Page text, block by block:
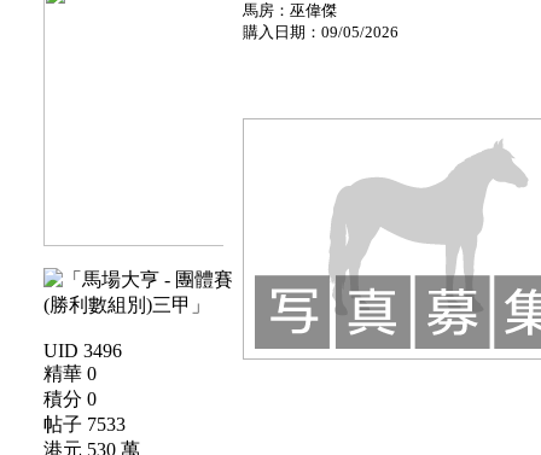
UID 3496
精華 0
積分 0
帖子 7533
港元 530 萬
馬房：巫偉傑
購入日期：09/05/2026